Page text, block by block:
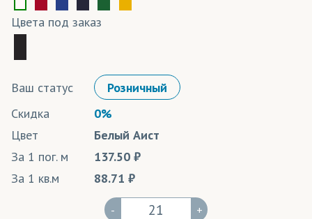
Цвета под заказ
Ваш статус
Розничный
Скидка
0%
Цвет
Белый Аист
За 1 пог. м
137.50
За 1 кв.м
88.71
- +